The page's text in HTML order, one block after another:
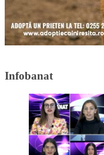
Infobanat